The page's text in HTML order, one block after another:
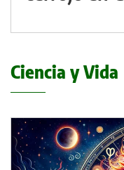
Ciencia y Vida